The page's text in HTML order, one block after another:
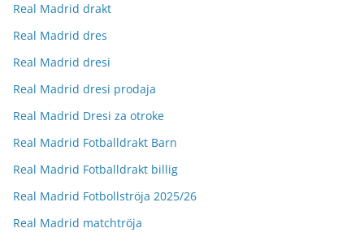
Real Madrid drakt
Real Madrid dres
Real Madrid dresi
Real Madrid dresi prodaja
Real Madrid Dresi za otroke
Real Madrid Fotballdrakt Barn
Real Madrid Fotballdrakt billig
Real Madrid Fotbollströja 2025/26
Real Madrid matchtröja